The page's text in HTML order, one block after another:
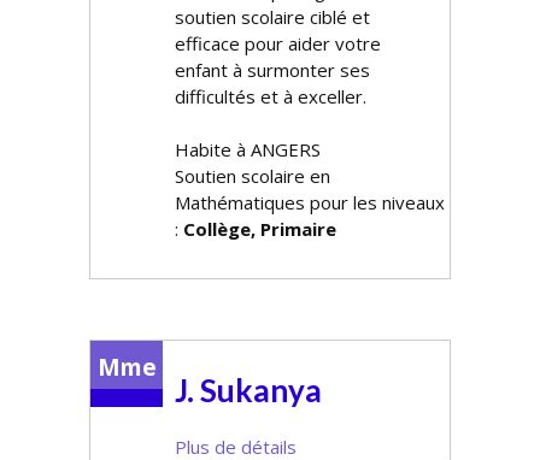
soutien scolaire ciblé et
efficace pour aider votre
enfant à surmonter ses
difficultés et à exceller.
Habite à ANGERS
Soutien scolaire en
Mathématiques pour les niveaux
: Collège, Primaire
Mme
J. Sukanya
Plus de détails